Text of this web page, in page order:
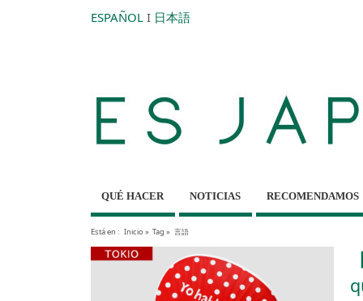
ESPAÑOL I 日本語
QUÉ HACER NOTICIAS RECOMENDAMOS
Está en : Inicio» Tag » 言語